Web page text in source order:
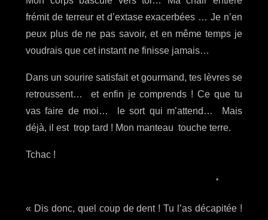
frémit de terreur et d’extase exacerbées … Je n’en
peux plus de ne pas savoir, et en même temps je
voudrais que cet instant ne finisse jamais…
Dans un sourire satisfait et gourmand, tes lèvres se
retroussent… et enfin je comprends ! Ce que tu
vas faire de moi… le sort qui m’attend… Mais
déjà, il est trop tard ! Mon manteau touche terre.
Tchac !
« Dis donc, quel coup de dent ! Tu l’as décapitée !